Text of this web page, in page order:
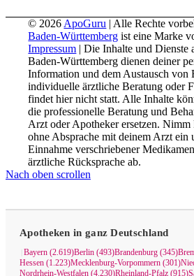
© 2026 ApoGuru | Alle Rechte
Baden-Württemberg ist eine Marke
Impressum | Die Inhalte und Dienste
Baden-Württemberg dienen deiner
Information und dem Austausch von
individuelle ärztliche Beratung oder
findet hier nicht statt. Alle Inhalte
die professionelle Beratung und
Arzt oder Apotheker ersetzen.
ohne Absprache mit deinem Arzt ein
Einnahme verschriebener
ärztliche Rücksprache ab.
Nach oben scrollen
Apotheken in ganz Deutschland
Bayern (2.619)Berlin (493)Brandenburg (345)
Hessen (1.223)Mecklenburg-Vorpommern (301)
Nordrhein-Westfalen (4.230)Rheinland-Pfalz (915)